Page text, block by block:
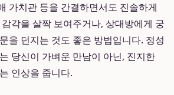
가치관 등을 간결하면서도 진솔하게
각을 살짝 보여주거나, 상대방에게 궁
을 던지는 것도 좋은 방법입니다. 정성
당신이 가벼운 만남이 아닌, 진지한
인상을 줍니다.